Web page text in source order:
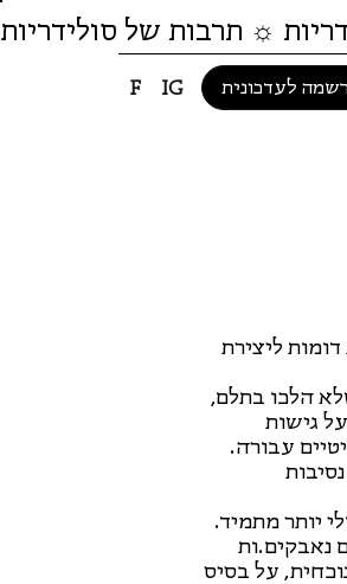
F IG לעדכונית
☼ תרבות של סולידריות
ליצירת
הלכו בתלם,
גישות
עבורה.
יותר מתמיד.
נאבקים.ות
על בסיס